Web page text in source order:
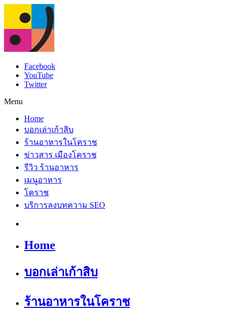
Facebook
YouTube
Twitter
Menu
Home
บอกเล่าเก้าสิบ
ร้านอาหารในโคราช
ข่าวสาร เมืองโคราช
รีวิว ร้านอาหาร
เมนูอาหาร
โคราช
บริการลงบทความ SEO
Home
บอกเล่าเก้าสิบ
ร้านอาหารในโคราช